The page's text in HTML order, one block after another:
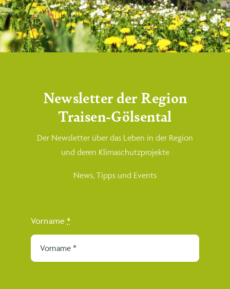
Call us today at(555) 802-1234
Aliquam dictum amet blandit efficitur.
Die Kleinregion Traisen-Gölsental wurde 2004 als
Verein gegründet und umfasst zurzeit 11 Gemeinden
Newsletter der Region
Traisen-Gölsental
Der Newsletter über das Leben in der Region
und deren Klimaschutzprojekte
News, Tipps und Events
Vorname*